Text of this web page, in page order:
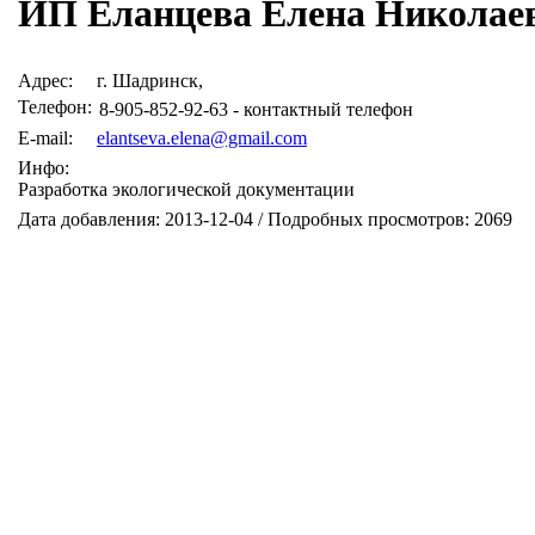
ИП Еланцева Елена
Адрес:
г. Шадринск,
Телефон: 8-905-852-92-63 - контактный телефон
E-mail:
elantseva.elena@gmail.com
Инфо:
Разработка экологической документации
Дата добавления: 2013-12-04 / Подробных просмотров: 2069